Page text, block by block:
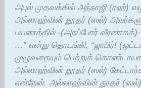
அபுல் முதவக்கில் அந்நாஜி (ரஹ்)
அல்லாஹ்வின் தூதர் (ஸல்)
பயணத்தில் -(அறப்போர்
…” என்று தொடங்கி, “ஜாபிர்!
முழுவதையும் பெற்றுக்
அல்லாஹ்வின் தூதர் (ஸல்)
என்றேன். அல்லாஹ்வின் தூதர்